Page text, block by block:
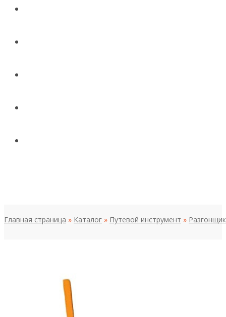
Главная страница » Каталог » Путевой инструмент »